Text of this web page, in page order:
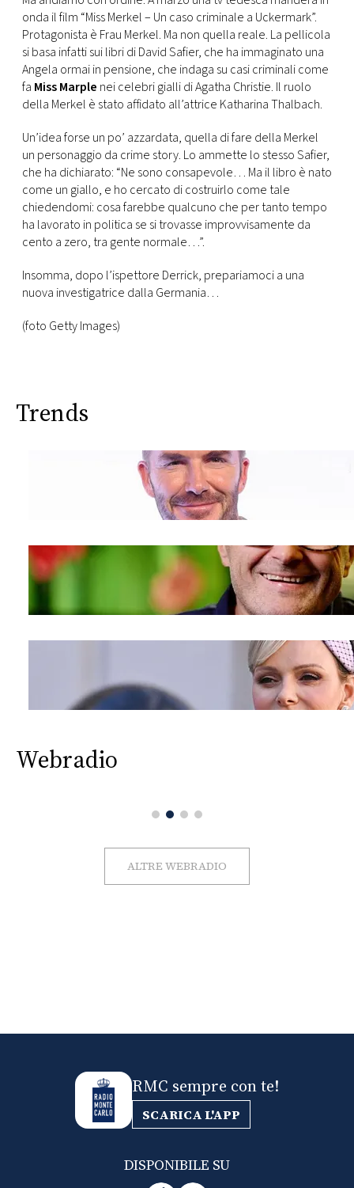
CONSIGLIA
onda il film “Miss Merkel – Un caso criminale a Uckermark”.
Protagonista è Frau Merkel. Ma non quella reale. La pellicola
si basa infatti sui libri di David Safier, che ha immaginato una
Angela ormai in pensione, che indaga su casi criminali come
fa Miss Marple nei celebri gialli di Agatha Christie. Il ruolo
della Merkel è stato affidato all’attrice Katharina Thalbach.
Un’idea forse un po’ azzardata, quella di fare della Merkel
un personaggio da crime story. Lo ammette lo stesso Safier,
che ha dichiarato: “Ne sono consapevole… Ma il libro è nato
come un giallo, e ho cercato di costruirlo come tale
chiedendomi: cosa farebbe qualcuno che per tanto tempo
ha lavorato in politica se si trovasse improvvisamente da
cento a zero, tra gente normale…”.
Insomma, dopo l’ispettore Derrick, prepariamoci a una
nuova investigatrice dalla Germania…
(foto Getty Images)
Trends
Webradio
ALTRE WEBRADIO
RMC sempre con te!
SCARICA L'APP
DISPONIBILE SU